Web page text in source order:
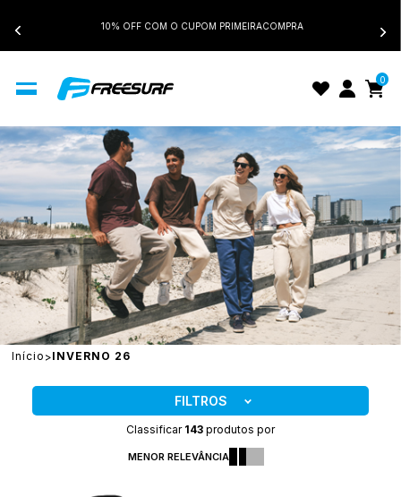
10% OFF COM O CUPOM PRIMEIRACOMPRA
0
INVERNO 26
Início INVERNO 26
Classificar 143 produtos por
MENOR RELEVÂNCIA
FILTROS